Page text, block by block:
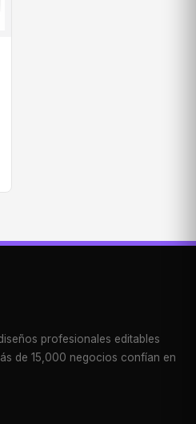
profesionales editables
de 15,000 negocios confían en